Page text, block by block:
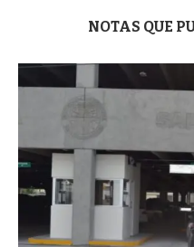
NOTAS QUE